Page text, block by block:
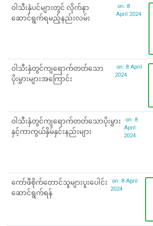
ဝါသီးနှံပင်များတွင် လိုက်နာ
ဆောင်ရွက်ရမည့်နည်းလမ်း
on: 8
April 2024
ဝါသီးနှံတွင်ကျရောက်တတ်သော
ပိုးမွှားများအကြောင်း
on: 8 April
2024
ဝါသီးနှံတွင်ကျရောက်တတ်သောပိုးမွှား
နှင့်ကာကွယ်နှိမ်နှင်းနည်းများ
on: 8
April
2024
ကော်ဖီစိုက်တောင်သူများပူးပေါင်း
ဆောင်ရွက်ရန်
on: 8 April
2024